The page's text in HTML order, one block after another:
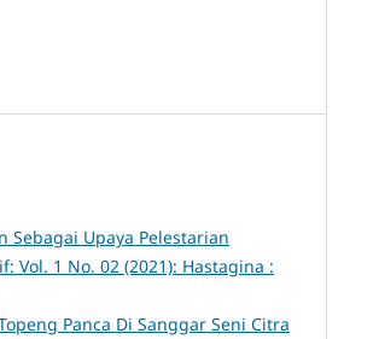
Sebagai Upaya Pelestarian
Vol. 1 No. 02 (2021): Hastagina :
Panca Di Sanggar Seni Citra